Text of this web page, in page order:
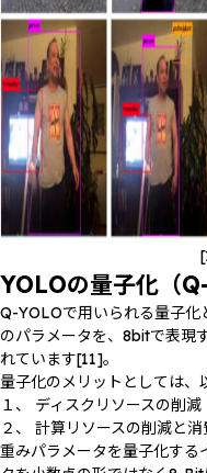
YOLOの量子化（
Q-YOLOで用いられる量子化
のパラメータを、8bitで表現
れています[11]。
量子化のメリットとしては、
１、 ディスクリソースの削減
２、 計算リソースの削減と
重みパラメータを量子化する